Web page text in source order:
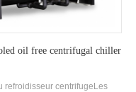
oil free centrifugal chiller
refroidisseur centrifugeLes